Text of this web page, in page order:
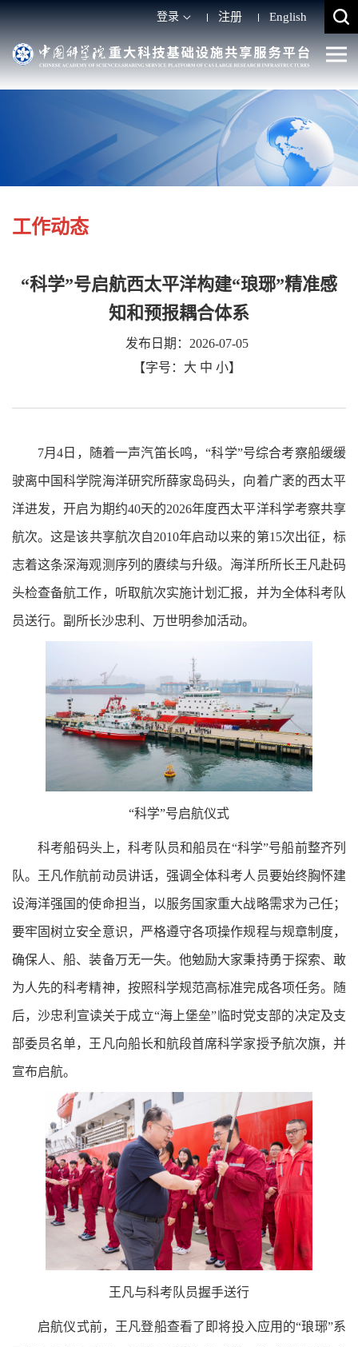
登录 注册 English
工作动态
“科学”号启航西太平洋构建“琅琊”精准感
知和预报耦合体系
发布日期：2026-07-05
【字号： 大 中 小】
7月4日，随着一声汽笛长鸣，“科学”号综合考察船缓缓
驶离中国科学院海洋研究所薛家岛码头，向着广袤的西太平
洋进发，开启为期约40天的2026年度西太平洋科学考察共享
航次。这是该共享航次自2010年启动以来的第15次出征，标
志着这条深海观测序列的赓续与升级。海洋所所长王凡赴码
头检查备航工作，听取航次实施计划汇报，并为全体科考队
员送行。副所长沙忠利、万世明参加活动。
“科学”号启航仪式
科考船码头上，科考队员和船员在“科学”号船前整齐列
队。王凡作航前动员讲话，强调全体科考人员要始终胸怀建
设海洋强国的使命担当，以服务国家重大战略需求为己任；
要牢固树立安全意识，严格遵守各项操作规程与规章制度，
确保人、船、装备万无一失。他勉励大家秉持勇于探索、敢
为人先的科考精神，按照科学规范高标准完成各项任务。随
后，沙忠利宣读关于成立“海上堡垒”临时党支部的决定及支
部委员名单，王凡向船长和航段首席科学家授予航次旗，并
宣布启航。
王凡与科考队员握手送行
启航仪式前，王凡登船查看了即将投入应用的“琅琊”系